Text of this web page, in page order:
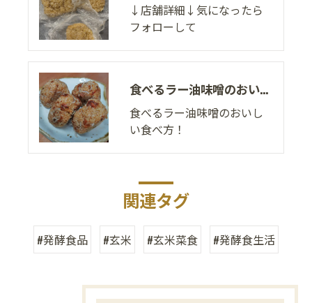
↓店舗詳細↓気になったら
フォローして
食べるラー油味噌のおいしい食べ方！
食べるラー油味噌のおいし
い食べ方！
関連タグ
#発酵食品 #玄米 #玄米菜食 #発酵食生活